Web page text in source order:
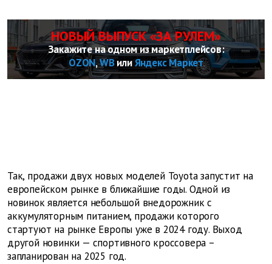
НОВЫЙ ВЫПУСК «ЗА РУЛЕМ»
Закажите на одном из маркетплейсов:
OZON,WBилиЯндекс Маркет
Так, продажи двух новых моделей Toyota запустит на
европейском рынке в ближайшие годы. Одной из
новинок является небольшой внедорожник с
аккумуляторным питанием, продажи которого
стартуют на рынке Европы уже в 2024 году. Выход
другой новинки — спортивного кроссовера –
запланирован на 2025 год.